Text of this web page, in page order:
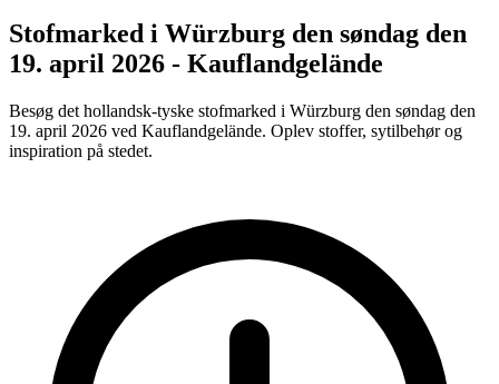
Stofmarked i Würzburg den søndag den
19. april 2026 - Kauflandgelände
Besøg det hollandsk-tyske stofmarked i Würzburg den søndag den
19. april 2026 ved Kauflandgelände. Oplev stoffer, sytilbehør og
inspiration på stedet.